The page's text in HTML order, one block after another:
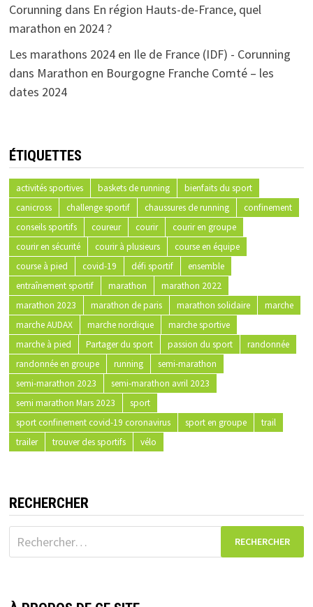
Corunning dans En région Hauts-de-France, quel
marathon en 2024 ?
Les marathons 2024 en Ile de France (IDF) - Corunning
dans Marathon en Bourgogne Franche Comté – les
dates 2024
ÉTIQUETTES
activités sportives baskets de running
bienfaits du sport
canicross
challenge sportif chaussures de running
confinement
conseils sportifs
coureur courir
courir en groupe
courir en sécurité
courir à plusieurs
course en équipe
course à pied
covid-19 défi sportif
ensemble
entraînement sportif
marathon
marathon 2022
marathon 2023
marathon de paris marathon solidaire
marche
marche AUDAX
marche nordique
marche sportive
marche à pied
Partager du sport passion du sport
randonnée
randonnée en groupe
running
semi-marathon
semi-marathon 2023
semi-marathon avril 2023
semi marathon Mars 2023
sport
sport confinement covid-19 coronavirus
sport en groupe
trail
trailer
trouver des sportifs vélo
RECHERCHER
Rechercher :